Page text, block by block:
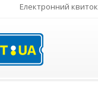
Електронний квиток